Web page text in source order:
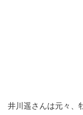
井川遥さんは元々、